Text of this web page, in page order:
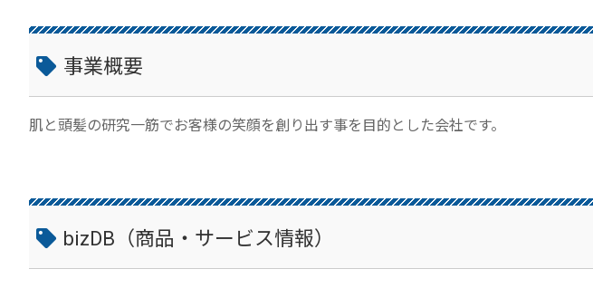
事業概要
肌と頭髪の研究一筋でお客様の笑顔を創り出す事を目的とした会社です。
bizDB（商品・サービス情報）